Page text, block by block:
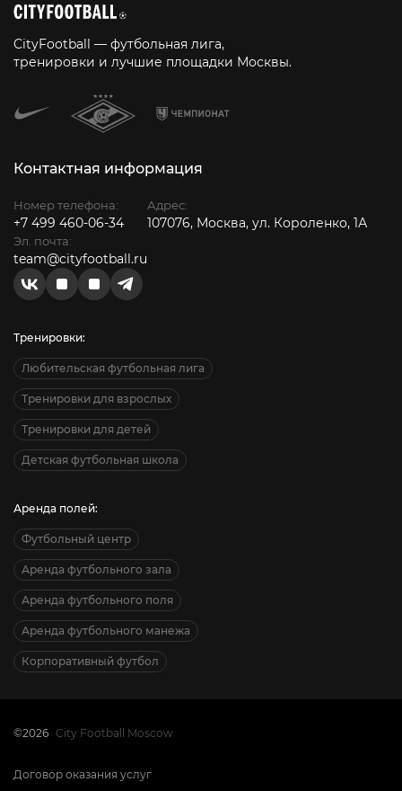
CityFootball — футбольная лига,
тренировки и лучшие площадки Москвы.
Контактная информация
Номер телефона:
+7 499 460-06-34
Эл. почта:
team@cityfootball.ru
Адрес:
107076, Москва, ул. Короленко, 1А
Тренировки:
Любительская футбольная лига
Тренировки для взрослых
Тренировки для детей
Детская футбольная школа
Аренда полей:
Футбольный центр
Аренда футбольного зала
Аренда футбольного поля
Аренда футбольного манежа
Корпоративный футбол
©2026 City Football Moscow
Договор оказания услуг